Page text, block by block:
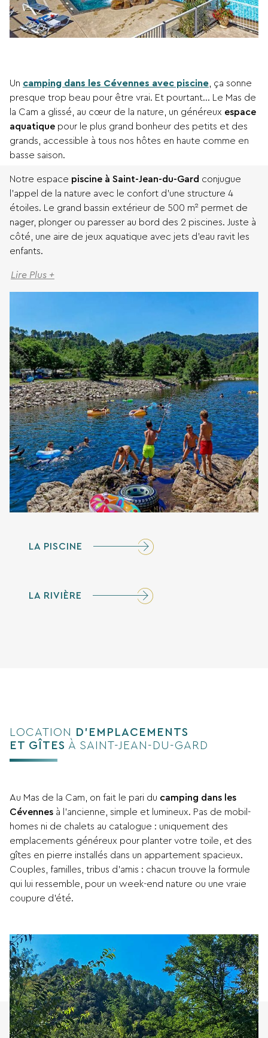
Un camping dans les Cévennes avec piscine , ça sonne
presque trop beau pour être vrai. Et pourtant… Le Mas de
la Cam a glissé, au cœur de la nature, un généreux espace
aquatique pour le plus grand bonheur des petits et des
grands, accessible à tous nos hôtes en haute comme en
basse saison.
Notre espace piscine à Saint-Jean-du-Gard conjugue
l’appel de la nature avec le confort d’une structure 4
étoiles. Le grand bassin extérieur de 500 m² permet de
nager, plonger ou paresser au bord des 2 piscines. Juste à
côté, une aire de jeux aquatique avec jets d’eau ravit les
enfants.
Lire Plus +
LA PISCINE
LA RIVIÈRE
LOCATION D’EMPLACEMENTS
ET GÎTES À SAINT-JEAN-DU-GARD
Au Mas de la Cam, on fait le pari du camping dans les
Cévennes à l’ancienne, simple et lumineux. Pas de mobil-
homes ni de chalets au catalogue : uniquement des
emplacements généreux pour planter votre toile, et des
gîtes en pierre installés dans un appartement spacieux.
Couples, familles, tribus d’amis : chacun trouve la formule
qui lui ressemble, pour un week-end nature ou une vraie
coupure d’été.